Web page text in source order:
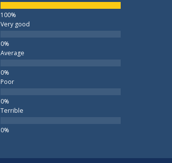
Very good
Average
Poor
Terrible